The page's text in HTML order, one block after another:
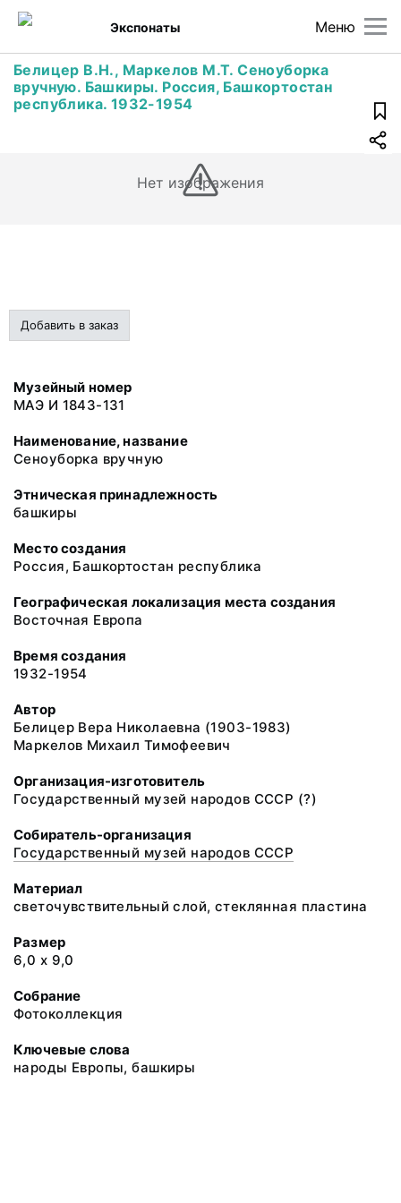
Меню
Экспонаты
Белицер В.Н., Маркелов М.Т. Сеноуборка
вручную. Башкиры. Россия, Башкортостан
республика. 1932-1954
Нет изображения
Добавить в заказ
Музейный номер
МАЭ И 1843-131
Наименование, название
Сеноуборка вручную
Этническая принадлежность
башкиры
Место создания
Россия, Башкортостан республика
Географическая локализация места создания
Восточная Европа
Время создания
1932-1954
Автор
Белицер Вера Николаевна (1903-1983)
Маркелов Михаил Тимофеевич
Организация-изготовитель
Государственный музей народов СССР (?)
Собиратель-организация
Государственный музей народов СССР
Материал
светочувствительный слой, стеклянная пластина
Размер
6,0 х 9,0
Собрание
Фотоколлекция
Ключевые слова
народы Европы, башкиры